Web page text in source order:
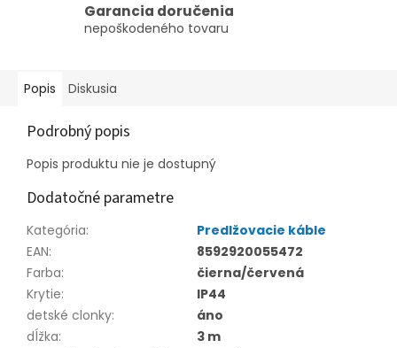
Garancia doručenia
nepoškodeného tovaru
Popis Diskusia
Podrobný popis
Popis produktu nie je dostupný
Dodatočné parametre
Kategória:
Predlžovacie káble
EAN:
8592920055472
Farba:
čierna/červená
Krytie:
IP44
detské clonky:
áno
dĺžka:
3 m